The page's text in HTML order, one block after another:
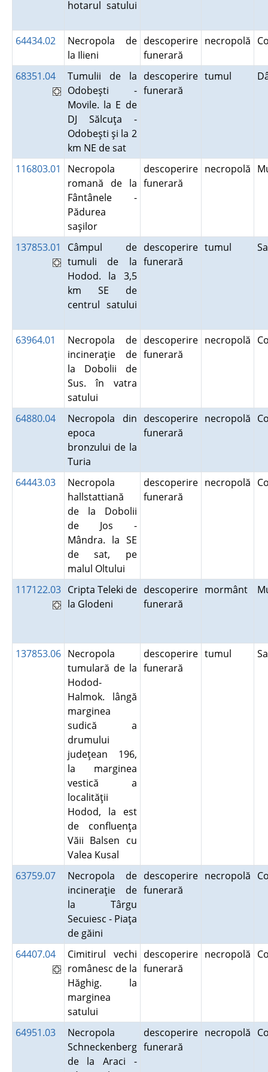
hotarul satului
64434.02
Necropola de
la Ilieni
descoperire
funerară
necropolă
68351.04
Tumulii de la
Odobeşti -
Movile. la E de
DJ Sălcuţa -
Odobeşti şi la 2
km NE de sat
descoperire
funerară
tumul
116803.01
Necropola
romană de la
Fântânele -
Pădurea
saşilor
descoperire
funerară
necropolă
137853.01
Câmpul de
tumuli de la
Hodod. la 3,5
km SE de
centrul satului
descoperire
funerară
tumul
63964.01
Necropola de
incineraţie de
la Dobolii de
Sus. în vatra
satului
descoperire
funerară
necropolă
64880.04
Necropola din
epoca
bronzului de la
Turia
descoperire
funerară
necropolă
64443.03
Necropola
hallstattiană
de la Dobolii
de Jos -
Mândra. la SE
de sat, pe
malul Oltului
descoperire
funerară
necropolă
117122.03 Cripta Teleki de
la Glodeni
descoperire
funerară
mormânt
137853.06 Necropola
tumulară de la
Hodod-
Halmok. lângă
marginea
sudică a
drumului
judeţean 196,
la marginea
vestică a
localităţii
Hodod, la est
de confluenţa
Văii Balsen cu
Valea Kusal
descoperire
funerară
tumul
63759.07
Necropola de
incineraţie de
la Târgu
Secuiesc - Piaţa
de găini
descoperire
funerară
necropolă
64407.04
Cimitirul vechi
românesc de la
Hăghig. la
marginea
satului
descoperire
funerară
necropolă
64951.03
Necropola
Schneckenberg
de la Araci -
descoperire
funerară
necropolă